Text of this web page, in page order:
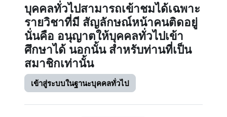
บุคคลทั่วไปสามารถเข้าชมได้เฉพาะ
รายวิชาที่มี สัญลักษณ์หน้าคนติดอยู่
นั่นคือ อนุญาตให้บุคคลทั่วไปเข้า
ศึกษาได้ นอกนั้น สำหรับท่านที่เป็น
สมาชิกเท่านั้น
เข้าสู่ระบบในฐานะบุคคลทั่วไป